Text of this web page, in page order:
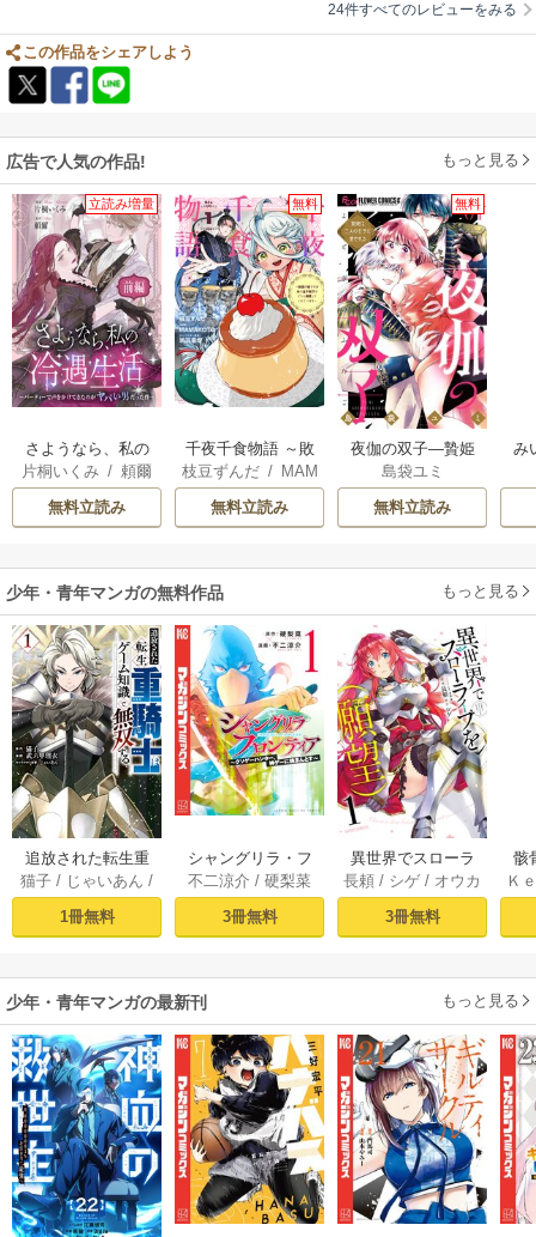
24件すべてのレビューをみる
この作品をシェアしよう
広告で人気の作品! もっと見る
立読み増量
さようなら、私の
冷遇生活 ～パーテ
ィーで声をかけて
きたのがヤバい男
片桐いくみ /頼爾
無料立読み
無料
千夜千食物語 ～敗
国の姫ですが氷の
皇子殿下がどうも
溺愛してくれてい
枝豆ずんだ/ MAM
AKOTO / 鴉羽凛燈
無料立読み
無料
夜伽の双子―贄姫
は二人の王子に愛
される―
島袋ユミ
無料立読み
み
少年・青年マンガの無料作品 もっと見る
追放された転生重
騎士はゲーム知識
で無双する（１）
猫子 / じゃいあん /
武六甲理衣
1冊無料
シャングリラ・フ
ロンティア（１）
～クソゲーハン
ター、神ゲーに挑
不二涼介 /硬梨菜
3冊無料
異世界でスローラ
イフを（願望） 1
長頼 / シゲ / オウカ
3冊無料
骸
異
Ｋ
少年・青年マンガの最新刊 もっと見る